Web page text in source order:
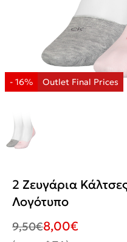
2 Ζευγάρια
Λογότυπο
9,50€8,00€